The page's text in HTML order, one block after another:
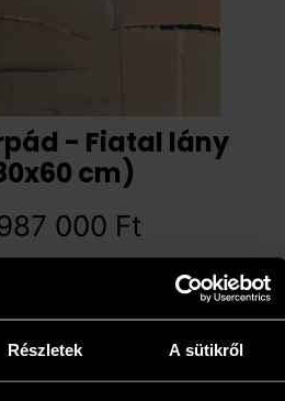
Részletek A sütikről
- Fiatal lány
cm)
000 Ft